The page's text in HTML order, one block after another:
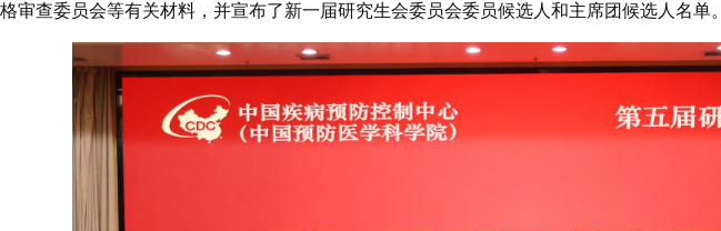
格审查委员会等有关材料，并宣布了新一届研究生会委员会委员候选人和主席团候选人名单。